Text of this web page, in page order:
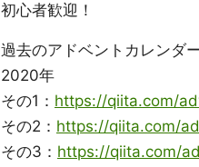
初心者歓迎！
過去のアドベントカレンダ
2020年
その1： https://qiita.com/
その2： https://qiita.com/
その3： https://qiita.com/